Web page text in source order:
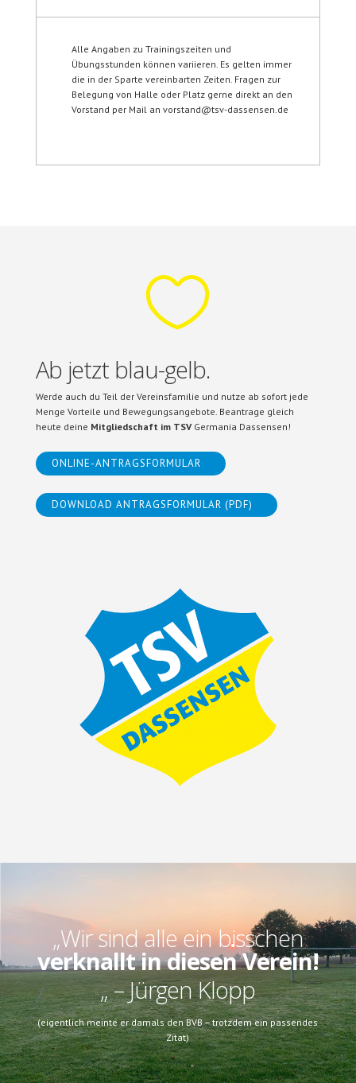
Alle Angaben zu Trainingszeiten und
Übungsstunden können variieren. Es gelten immer
die in der Sparte vereinbarten Zeiten. Fragen zur
Belegung von Halle oder Platz gerne direkt an den
Vorstand per Mail an vorstand@tsv-dassensen.de

Ab jetzt blau-gelb.
Werde auch du Teil der Vereinsfamilie und nutze ab sofort jede
Menge Vorteile und Bewegungsangebote. Beantrage gleich
heute deine Mitgliedschaft im TSVGermania Dassensen!
ONLINE-ANTRAGSFORMULAR
DOWNLOAD ANTRAGSFORMULAR (PDF)
„Wir sind alle ein bisschen
verknallt in diesen Verein!
„– Jürgen Klopp
(eigentlich meinte er damals den BVB – trotzdem ein passendes
Zitat)